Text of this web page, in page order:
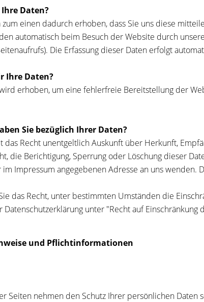
Daten?
einen dadurch erhoben, dass Sie uns diese
automatisch beim Besuch der Website durch
Die Erfassung dieser Daten erfolgt
Ihre Daten?
erhoben, um eine fehlerfreie Bereitstellung der
Sie bezüglich Ihrer Daten?
das Recht unentgeltlich Auskunft über Herkunft,
die Berichtigung, Sperrung oder Löschung dieser
Impressum angegebenen Adresse an uns
das Recht, unter bestimmten Umständen die
Datenschutzerklärung unter "Recht auf Einschränkung
und Pflichtinformationen
Seiten nehmen den Schutz Ihrer persönlichen